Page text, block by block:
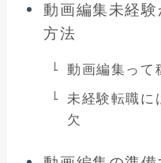
動画編集未経
方法
動画編集って
未経験転職に
欠